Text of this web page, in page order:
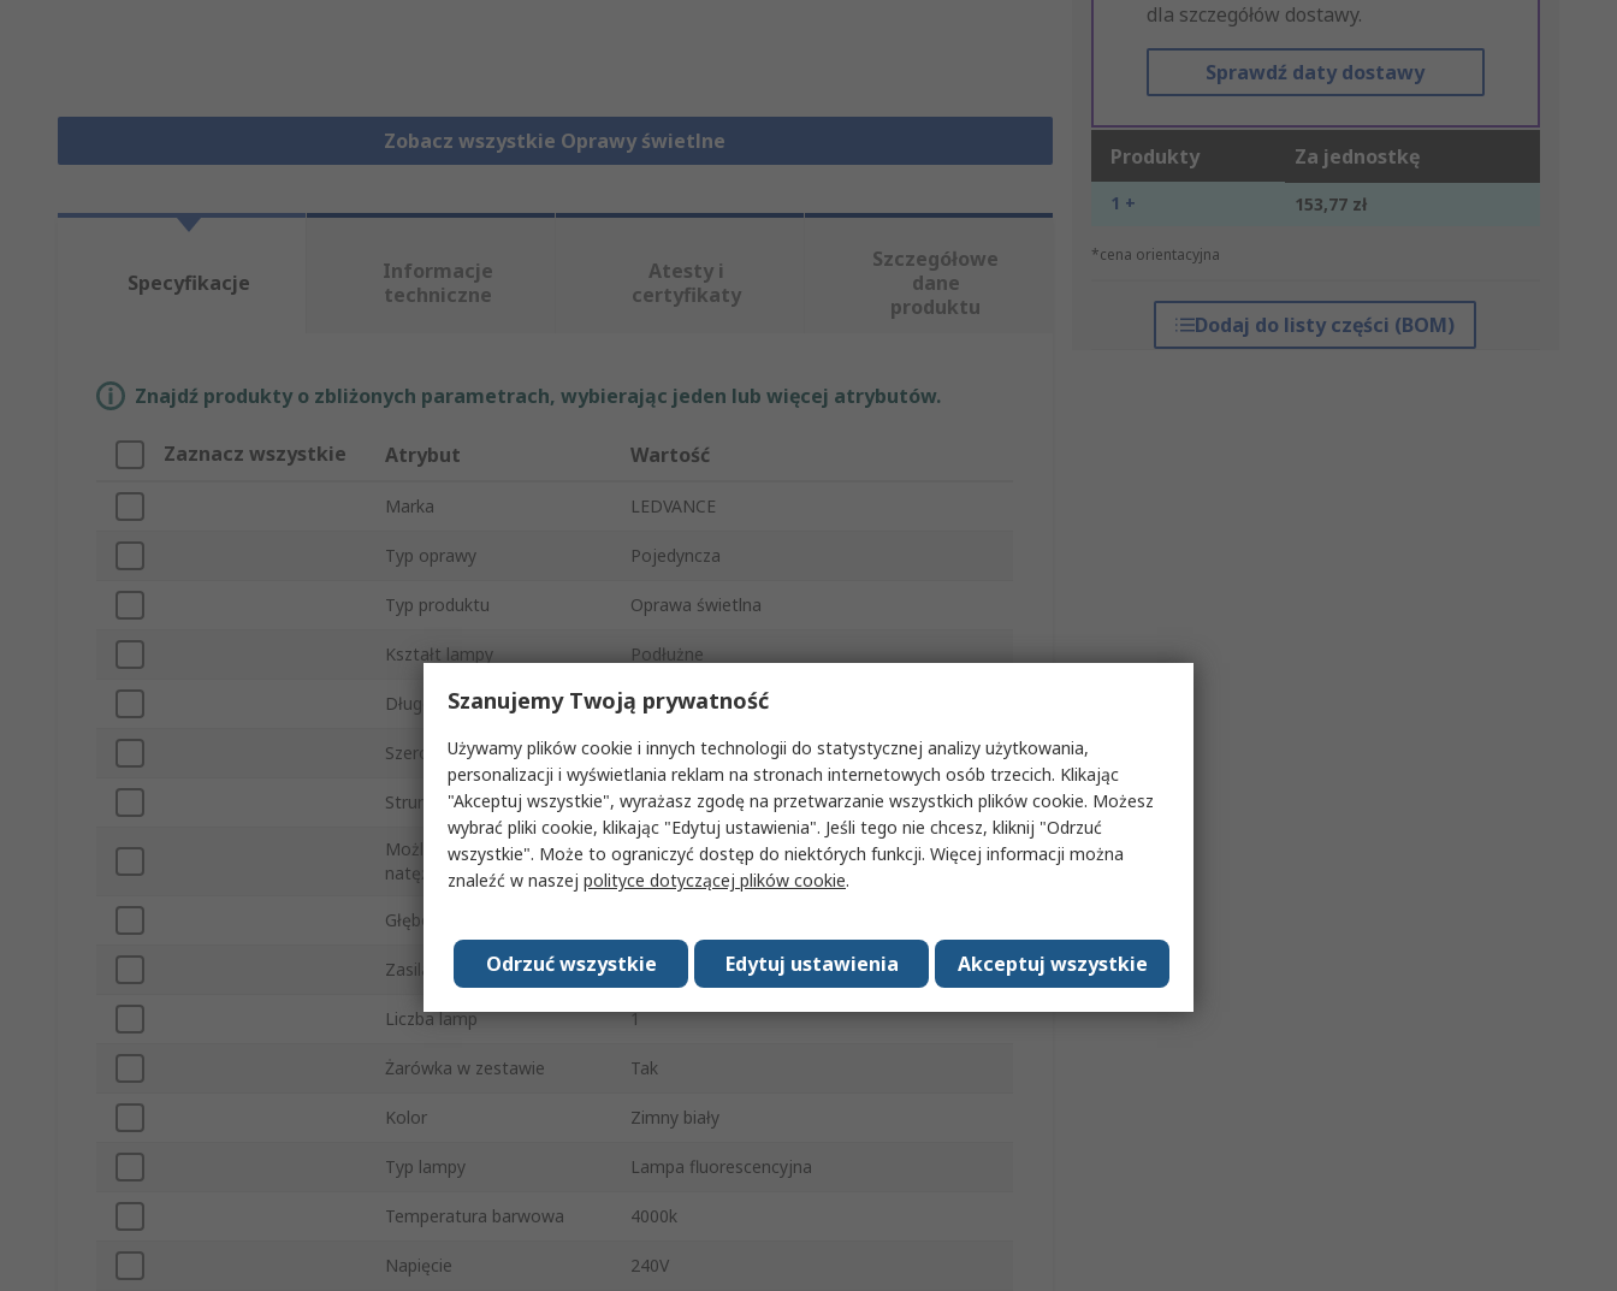
Zobacz wszystkie Oprawy świetlne
dla szczegółów dostawy.
Sprawdź daty dostawy
Produkty Za jednostkę
1 + 153,77 zł
*cena orientacyjna
Dodaj do listy części (BOM)
Specyfikacje
Informacje
techniczne
Atesty i
certyfikaty
Szczegółowe
dane
produktu
Znajdź produkty o zbliżonych parametrach, wybierając jeden lub więcej atrybutów.
Zaznacz wszystkie Atrybut Wartość
Marka LEDVANCE
Typ oprawy Pojedyncza
Typ produktu Oprawa świetlna
Kształt lampy Podłużne
Długość 575mm
Szerokość 27mm
Strumień świetlny 1000lm
Możliwość regulacji
natężenia światła
Nie
Głębokość
Zasilanie 10W
Liczba lamp 1
Żarówka w zestawie Tak
Kolor Zimny biały
Typ lampy Lampa fluorescencyjna
Temperatura barwowa 4000k
Napięcie 240V
Szanujemy Twoją prywatność
Używamy plików cookie i innych technologii do statystycznej analizy użytkowania,
personalizacji i wyświetlania reklam na stronach internetowych osób trzecich. Klikając
"Akceptuj wszystkie", wyrażasz zgodę na przetwarzanie wszystkich plików cookie. Możesz
wybrać pliki cookie, klikając "Edytuj ustawienia". Jeśli tego nie chcesz, kliknij "Odrzuć
wszystkie". Może to ograniczyć dostęp do niektórych funkcji. Więcej informacji można
znaleźć w naszej polityce dotyczącej plików cookie.
Akceptuj wszystkie
Edytuj ustawienia
Odrzuć wszystkie